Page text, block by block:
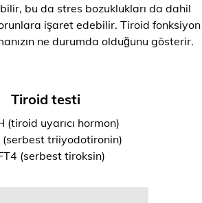
bu da stres bozuklukları da dahil
işaret edebilir. Tiroid fonksiyon
ne durumda olduğunu gösterir.
Tiroid testi
(tiroid uyarıcı hormon)
(serbest triiyodotironin)
(serbest tiroksin)